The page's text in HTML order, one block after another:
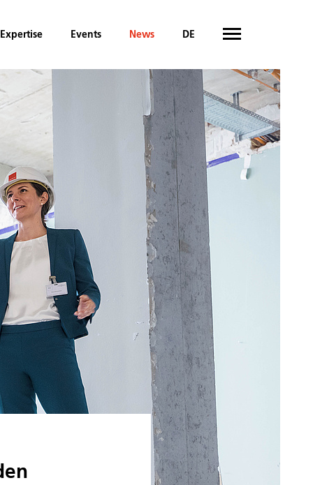
Expertise Events News DE